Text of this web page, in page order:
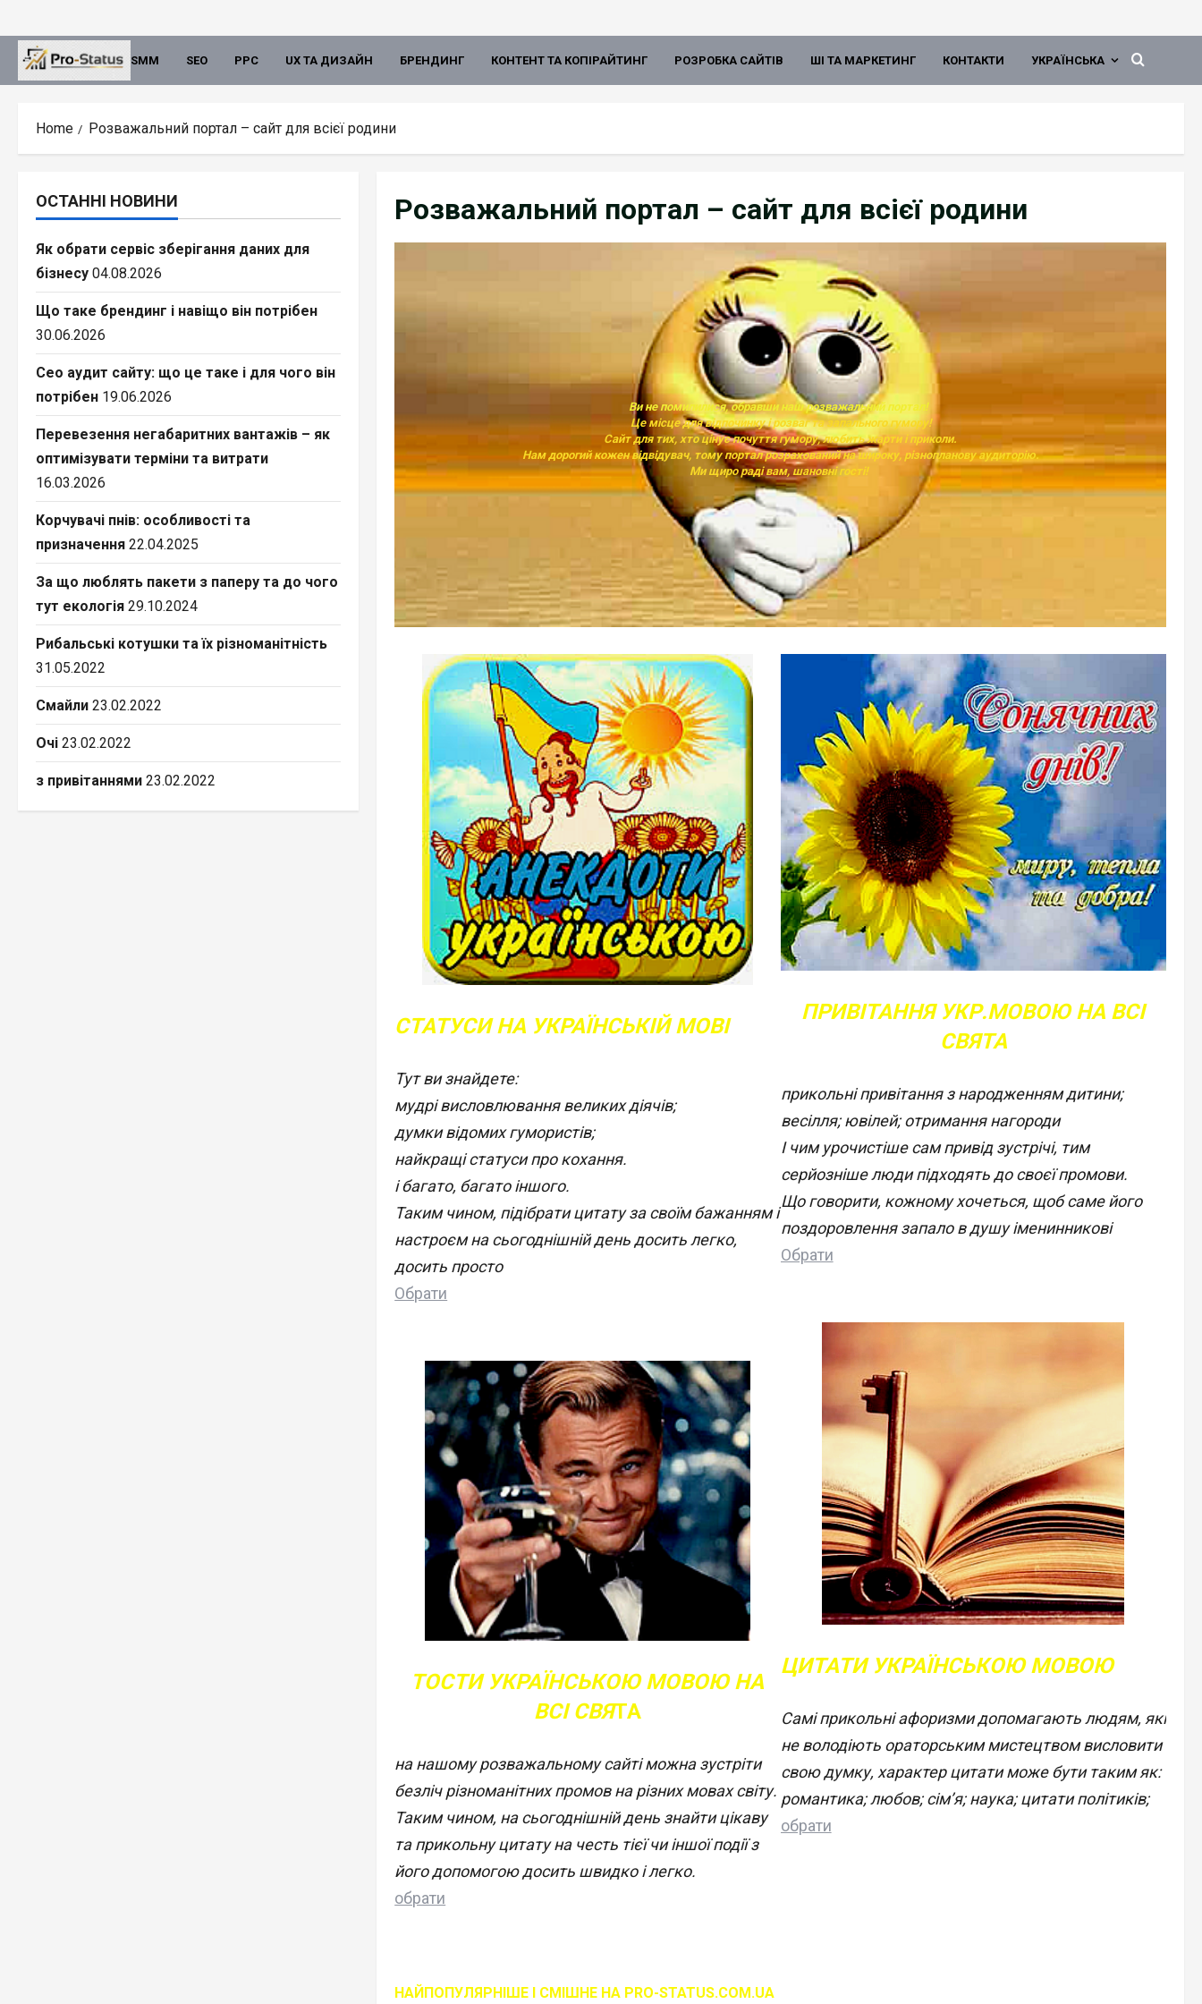
to
content
SMM SEO PPC UX ТА ДИЗАЙН БРЕНДИНГ КОНТЕНТ ТА КОПІРАЙТИНГ РОЗРОБКА САЙТІВ ШІ ТА МАРКЕТИНГ КОНТАКТИ УКРАЇНСЬКА
Home Розважальний портал – сайт для всієї родини
Розважальний портал – сайт для всієї родини
Ви не помилилися, обравши наш розважальний портал!
Це місце для відпочинку і розваг та запального гумору!
Сайт для тих, хто цінує почуття гумору, любить жарти і приколи.
Нам дорогий кожен відвідувач, тому портал розрахований на широку, різнопланову аудиторію.
Ми щиро раді вам, шановні гості!
СТАТУСИ НА УКРАЇНСЬКІЙ МОВІ
Тут ви знайдете:
мудрі висловлювання великих діячів;
думки відомих гумористів;
найкращі статуси про кохання.
і багато, багато іншого.
Таким чином, підібрати цитату за своїм бажанням і
настроєм на сьогоднішній день досить легко,
досить просто
Обрати
ТОСТИ УКРАЇНСЬКОЮ МОВОЮ НА
ВСІ СВЯТА
на нашому розважальному сайті можна зустріти
безліч різноманітних промов на різних мовах світу.
Таким чином, на сьогоднішній день знайти цікаву
та прикольну цитату на честь тієї чи іншої події з
його допомогою досить швидко і легко.
обрати
ПРИВІТАННЯ УКР.МОВОЮ НА ВСІ
СВЯТА
прикольні привітання з народженням дитини;
весілля; ювілей; отримання нагороди
І чим урочистіше сам привід зустрічі, тим
серйозніше люди підходять до своєї промови.
Що говорити, кожному хочеться, щоб саме його
поздоровлення запало в душу іменинникові
Обрати
ЦИТАТИ УКРАЇНСЬКОЮ МОВОЮ
Самі прикольні афоризми допомагають людям, які
не володіють ораторським мистецтвом висловити
свою думку, характер цитати може бути таким як:
романтика; любов; сім’я; наука; цитати політиків;
обрати
НАЙПОПУЛЯРНІШЕ І СМІШНЕ НА PRO-STATUS.COM.UA
ОСТАННІ НОВИНИ
Як обрати сервіс зберігання даних для
бізнесу 04.08.2026
Що таке брендинг і навіщо він потрібен
30.06.2026
Сео аудит сайту: що це таке і для чого він
потрібен 19.06.2026
Перевезення негабаритних вантажів – як
оптимізувати терміни та витрати
16.03.2026
Корчувачі пнів: особливості та
призначення 22.04.2025
За що люблять пакети з паперу та до чого
тут екологія 29.10.2024
Рибальські котушки та їх різноманітність
31.05.2022
Смайли 23.02.2022
Очі 23.02.2022
з привітаннями 23.02.2022